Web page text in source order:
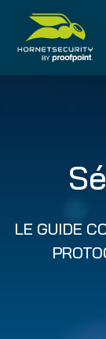
content
content
LE GUIDE